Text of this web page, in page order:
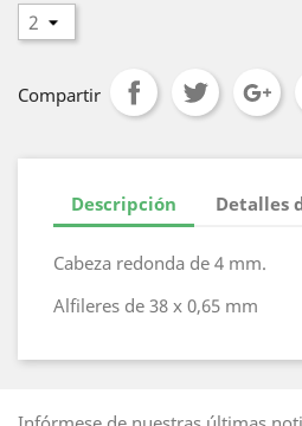
Compartir
Descripción Detalles
Cabeza redonda de 4 mm.
Alfileres de 38 x 0,65 mm